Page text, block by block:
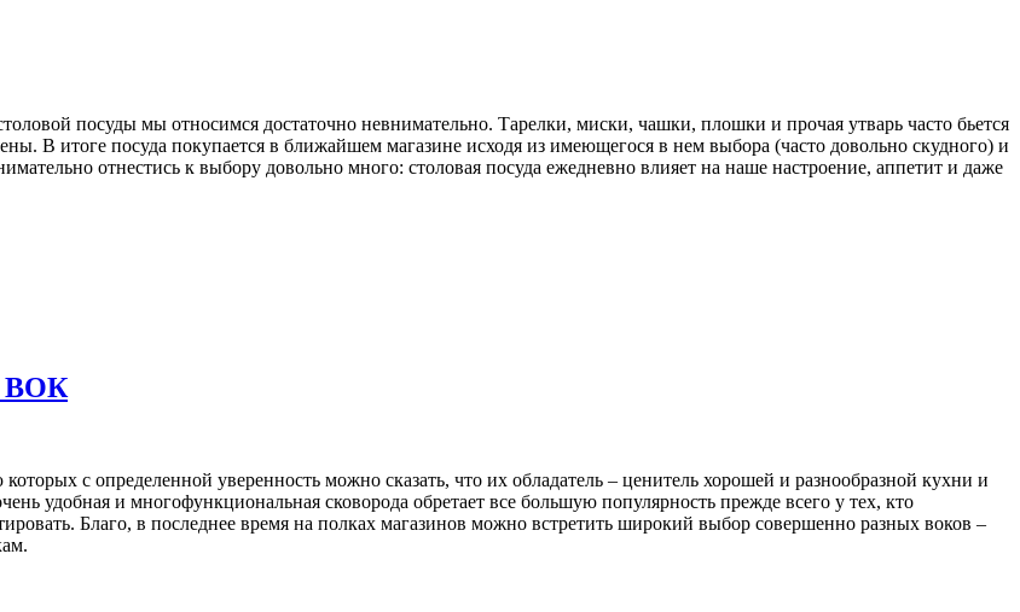
посуды мы относимся достаточно невнимательно. Тарелки, миски, чашки, плошки и прочая утварь часто бьется
В итоге посуда покупается в ближайшем магазине исходя из имеющегося в нем выбора (часто довольно скудного) и
отнестись к выбору довольно много: столовая посуда ежедневно влияет на наше настроение, аппетит и даже
ВОК
с определенной уверенность можно сказать, что их обладатель – ценитель хорошей и разнообразной кухни и
удобная и многофункциональная сковорода обретает все большую популярность прежде всего у тех, кто
Благо, в последнее время на полках магазинов можно встретить широкий выбор совершенно разных воков –